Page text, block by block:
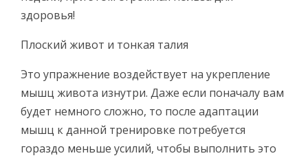
здоровья!
Плоский живот и тонкая талия
Это упражнение воздействует на укрепление
мышц живота изнутри. Даже если поначалу вам
будет немного сложно, то после адаптации
мышц к данной тренировке потребуется
гораздо меньше усилий, чтобы выполнить это